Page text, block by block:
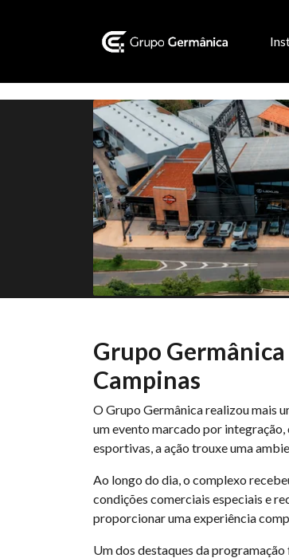
Grupo
Campinas
O Grupo Germânica realizou mais
um evento marcado por
esportivas, a ação trouxe uma
Ao longo do dia, o complexo
condições comerciais especiais e
proporcionar uma experiência
Um dos destaques da